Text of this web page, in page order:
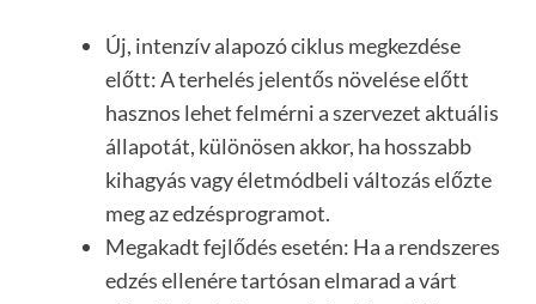
Új, intenzív alapozó ciklus megkezdése
előtt: A terhelés jelentős növelése előtt
hasznos lehet felmérni a szervezet aktuális
állapotát, különösen akkor, ha hosszabb
kihagyás vagy életmódbeli változás előzte
meg az edzésprogramot.
Megakadt fejlődés esetén: Ha a rendszeres
edzés ellenére tartósan elmarad a várt